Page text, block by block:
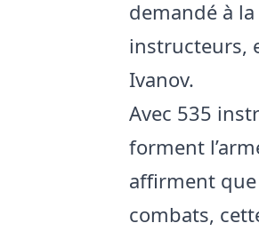
demandé à
instructeurs,
Ivanov.
Avec 535
forment
affirment
combats,